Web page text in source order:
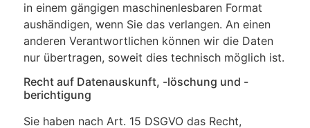
in einem gängigen maschinenlesbaren Format
aushändigen, wenn Sie das verlangen. An einen
anderen Verantwortlichen können wir die Daten
nur übertragen, soweit dies technisch möglich ist.
Recht auf Datenauskunft, -löschung und -
berichtigung
Sie haben nach Art. 15 DSGVO das Recht,